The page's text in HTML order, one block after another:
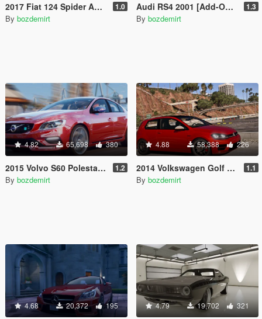
2017 Fiat 124 Spider Abarth [Add-On / Replace] 1.0
By bozdemirt
Audi RS4 2001 [Add-On / Replace / Livery] 1.3
By bozdemirt
4.82 65,698 380
2015 Volvo S60 Polestar [Add-On / Replace | Analog / Digital Dials] 1.2
By bozdemirt
4.88 58,388 226
2014 Volkswagen Golf R [Add-On/Replace] 1.1
By bozdemirt
4.68 20,372 195 4.79 19,702 321